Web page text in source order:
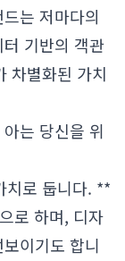
는 저마다의
기반의 객관
차별화된 가치
는 당신을 위
치로 둡니다. **
로 하며, 디자
이기도 합니